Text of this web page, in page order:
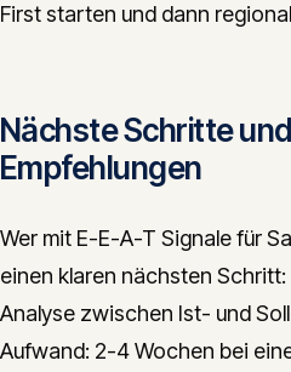
First starten und dann
Nächste Schritte
Empfehlungen
Wer mit E-E-A-T Signale für
einen klaren nächsten
Analyse zwischen Ist- und
Aufwand: 2-4 Wochen bei